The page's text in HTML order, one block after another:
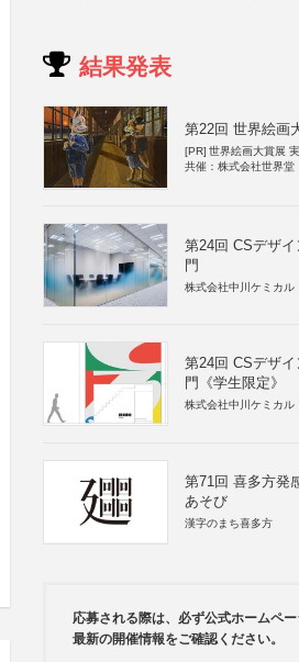
結果発表
第22回 世界絵画
[PR] 世界絵画大賞展
共催：株式会社世界堂
第24回 CSデザ
門
株式会社中川ケミカル
第24回 CSデザ
門《学生限定》
株式会社中川ケミカル
第71回 喜多方発
あそび
漢字のまち喜多方
応募される際は、必ず公式ホームペー
最新の開催情報をご確認ください。